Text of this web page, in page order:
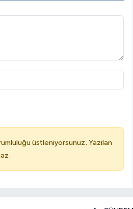
üstleniyorsunuz. Yazılan